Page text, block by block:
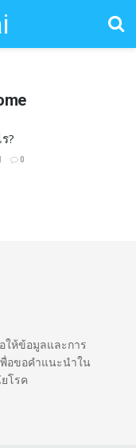
?
0
ให้ข้อมูลและการ
อขอคำแนะนำใน
โรค